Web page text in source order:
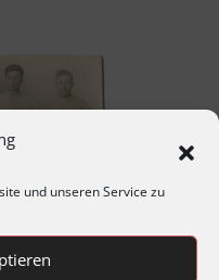
und unseren Service zu